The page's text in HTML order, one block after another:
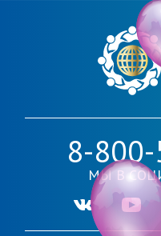
8-
МЫ В
Ссылка на нашу
Ссылка